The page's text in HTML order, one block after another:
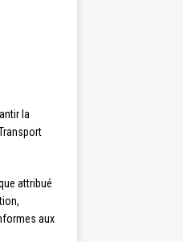
la
attribué
aux